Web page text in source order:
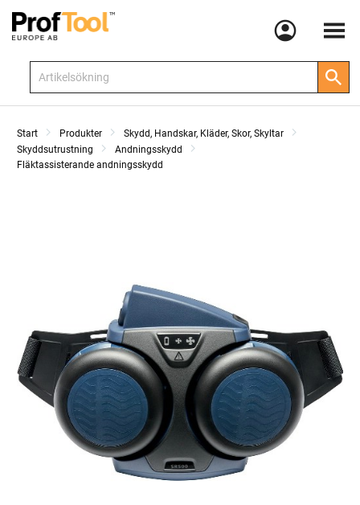
Meny
Start Produkter
Skydd, Handskar, Kläder, Skor, Skyltar
Skyddsutrustning
Andningsskydd
Fläktassisterande andningsskydd